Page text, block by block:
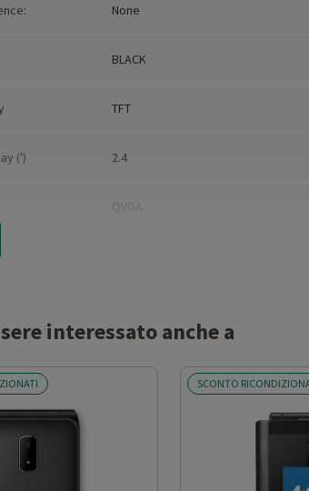
None
BLACK
TFT
(') 2.4
QVGA
interessato anche a
SCONTO